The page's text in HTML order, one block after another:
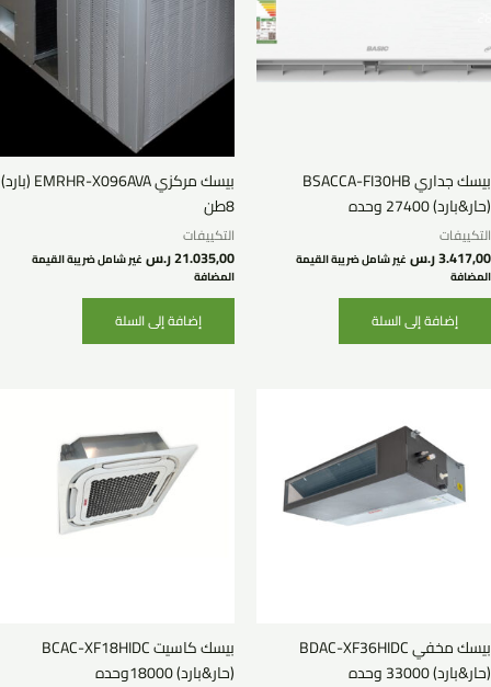
بيسك جداري BSACCA-FI30HB
(حار&بارد) 27400 وحده
التكييفات
3.417,00ر.س غير شامل ضريبة القيمة
المضافة
إضافة إلى السلة
بيسك مركزي EMRHR-X096AVA (بارد)
8طن
التكييفات
21.035,00ر.س غير شامل ضريبة القيمة
المضافة
إضافة إلى السلة
بيسك مخفي BDAC-XF36HIDC
(حار&بارد) 33000 وحده
بيسك كاسيت BCAC-XF18HIDC
(حار&بارد) 18000وحده